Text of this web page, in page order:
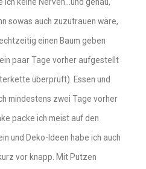
sowas auch zuzutrauen wäre,
einen Baum geben
paar Tage vorher aufgestellt
überprüft). Essen und
mindestens zwei Tage vorher
packe ich meist auf den
und Deko-Ideen habe ich auch
vor knapp. Mit Putzen